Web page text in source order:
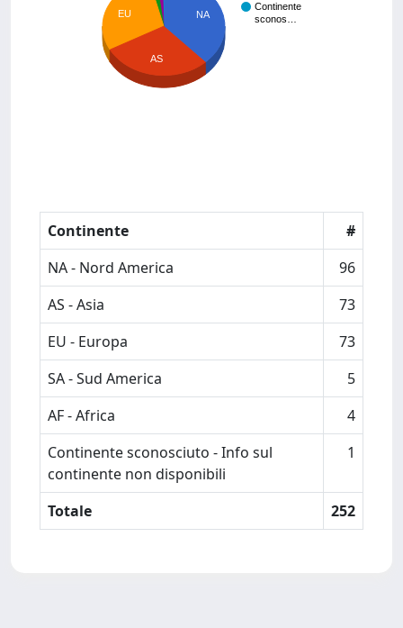
Continente
sconos…
NA
EU
AS
Continente
#
NA - Nord America
96
AS - Asia
73
EU - Europa
73
SA - Sud America
5
AF - Africa
4
Continente sconosciuto - Info sul
continente non disponibili
1
Totale 252